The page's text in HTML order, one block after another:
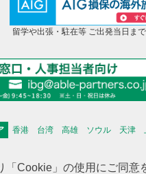
Cookie」の使用にご同意
留学や出張・駐在等 ご出発当日まで
香港 台湾 高雄 ソウル 天津